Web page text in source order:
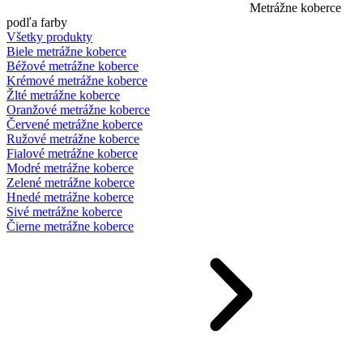
Metrážne koberce
podľa farby
Všetky produkty
Biele metrážne koberce
Béžové metrážne koberce
Krémové metrážne koberce
Žlté metrážne koberce
Oranžové metrážne koberce
Červené metrážne koberce
Ružové metrážne koberce
Fialové metrážne koberce
Modré metrážne koberce
Zelené metrážne koberce
Hnedé metrážne koberce
Sivé metrážne koberce
Čierne metrážne koberce